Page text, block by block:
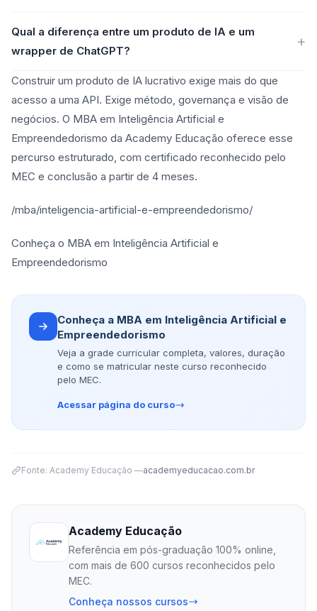
Qual a diferença entre um produto de IA e um
wrapper de ChatGPT?
Construir um produto de IA lucrativo exige mais do que
acesso a uma API. Exige método, governança e visão de
negócios. O MBA em Inteligência Artificial e
Empreendedorismo da Academy Educação oferece esse
percurso estruturado, com certificado reconhecido pelo
MEC e conclusão a partir de 4 meses.
/mba/inteligencia-artificial-e-empreendedorismo/
Conheça o MBA em Inteligência Artificial e
Empreendedorismo
Conheça a MBA em Inteligência Artificial e
Empreendedorismo
Veja a grade curricular completa, valores, duração
e como se matricular neste curso reconhecido
pelo MEC.
Acessar página do curso
Fonte: Academy Educação —academyeducacao.com.br
Academy Educação
Referência em pós-graduação 100% online,
com mais de 600 cursos reconhecidos pelo
MEC.
Conheça nossos cursos